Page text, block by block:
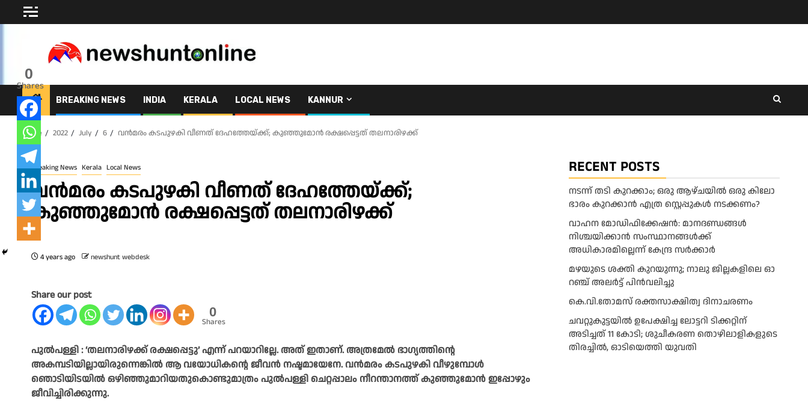
to
BREAKING NEWS INDIA KERALA LOCAL NEWS KANNUR
Home 2022 July 6 വൻമരം കടപുഴകി വീണത് ദേഹത്തേയ്ക്ക്; കുഞ്ഞുമോൻ രക്ഷപ്പെട്ടത് തലനാരിഴക്ക്
Breaking News Kerala Local News
വൻമരം കടപുഴകി വീണത് ദേഹത്തേയ്ക്ക്;
കുഞ്ഞുമോൻ രക്ഷപ്പെട്ടത് തലനാരിഴക്ക്
4 years ago newshunt webdesk
Share our post
0
Shares
പുൽപള്ളി : ‘തലനാരിഴക്ക് രക്ഷപ്പെട്ടു’ എന്ന് പറയാറില്ലേ. അത് ഇതാണ്. അത്രമേൽ ഭാഗ്യത്തിന്റെ
അകമ്പടിയില്ലായിരുന്നെങ്കിൽ ആ വയോധികന്റെ ജീവൻ നഷ്ടമായേ​നേ. വൻമരം കടപുഴകി വീഴുമ്പോൾ
ഞൊടിയിടയിൽ ഒഴിഞ്ഞുമാറിയതുകൊണ്ടുമാത്രം പുൽപള്ളി ചെറ്റപ്പാലം നീറന്താനത്ത് കുഞ്ഞുമോൻ ഇപ്പോഴും
ജീവിച്ചിരിക്കുന്നു.
0
Shares
RECENT POSTS
നടന്ന് തടി കുറക്കാം; ഒരു ആഴ്ചയിൽ ഒരു കിലോ
ഭാരം കുറക്കാൻ എത്ര സ്റ്റെപ്പുകൾ നടക്കണം?
വാഹന മോഡിഫിക്കേഷൻ: മാനദണ്ഡങ്ങൾ
നിശ്ചയിക്കാൻ സംസ്ഥാനങ്ങൾക്ക്
അധികാരമില്ലെന്ന് കേന്ദ്ര സർക്കാർ
മ​ഴ​യു​ടെ ശ​ക്തി കു​റ​യു​ന്നു; നാ​ലു ജി​ല്ല​ക​ളി​ലെ ഓ​
റ​ഞ്ച് അ​ല​ർ​ട്ട് പി​ൻ​വ​ലി​ച്ചു
കെ.വി.തോമസ് രക്തസാക്ഷിത്വ ദിനാചരണം
ചവറ്റുകുട്ടയിൽ ഉപേക്ഷിച്ച ലോട്ടറി ടിക്കറ്റിന്
അടിച്ചത് 11 കോടി; ശുചീകരണ തൊഴിലാളികളുടെ
തിരച്ചിൽ, ഓടിയെത്തി യുവതി